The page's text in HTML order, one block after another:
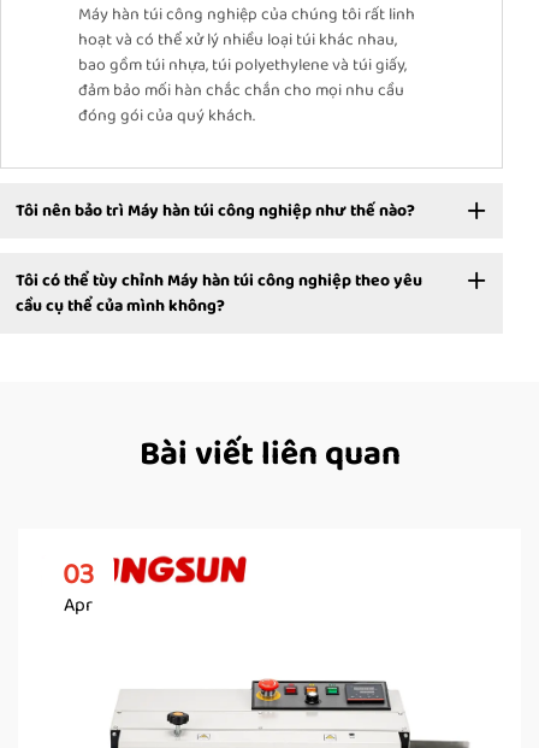
Máy hàn túi công nghiệp của chúng tôi rất linh
hoạt và có thể xử lý nhiều loại túi khác nhau,
bao gồm túi nhựa, túi polyethylene và túi giấy,
đảm bảo mối hàn chắc chắn cho mọi nhu cầu
đóng gói của quý khách.
Tôi nên bảo trì Máy hàn túi công nghiệp như thế nào?
Tôi có thể tùy chỉnh Máy hàn túi công nghiệp theo yêu
cầu cụ thể của mình không?
Bài viết liên quan
03
Apr